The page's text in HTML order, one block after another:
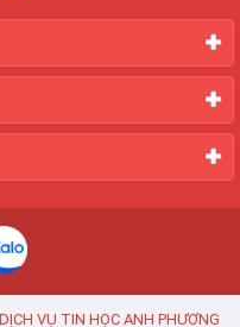
VỤ TIN HỌC ANH PHƯƠNG